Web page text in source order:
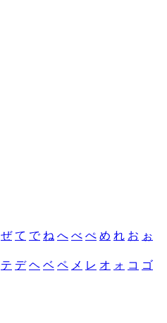
ぜ て で ね へ べ ぺ め れ お ぉ
テ デ ヘ ベ ペ メ レ オ ォ コ ゴ